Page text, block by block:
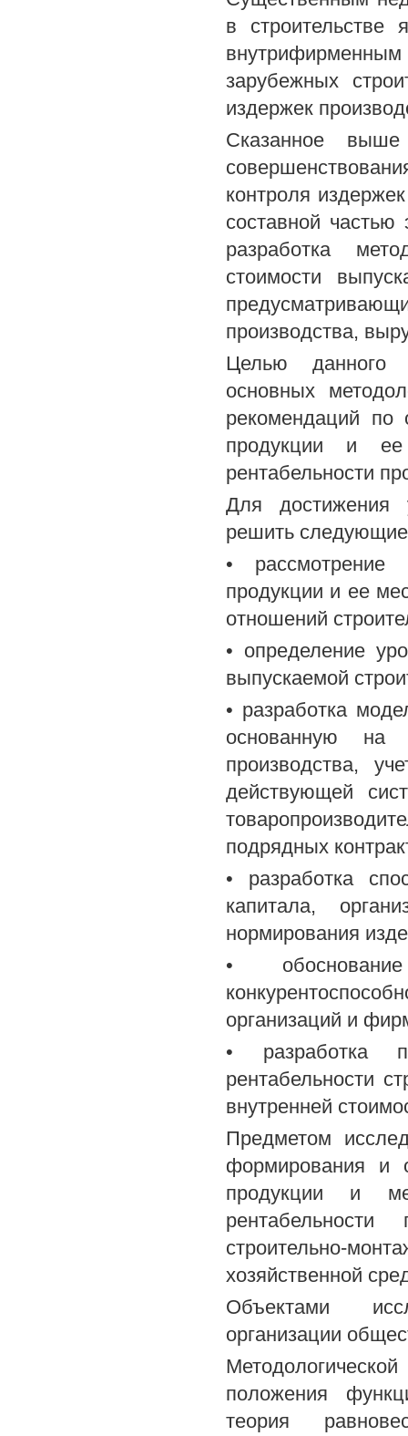
в строительстве
зарубежных
издержек
Сказанное
контроля
составной частью
разработка
стоимости
производства,
Целью данного
основных
рекомендаций по
продукции и
рентабельности
Для достижения
решить
• рассмотрение
продукции и ее
отношений
• определение
выпускаемой
• разработка
основанную на
производства,
действующей
подрядных
• разработка
капитала,
нормирования
•
организаций и
• разработка
рентабельности
внутренней
Предметом
формирования и
продукции и
рентабельности
строительно-
хозяйственной
Объектами
организации
положения
теория